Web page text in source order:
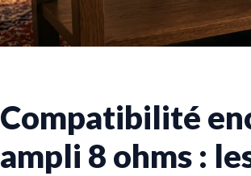
Compatibilité
ampli 8 ohms :